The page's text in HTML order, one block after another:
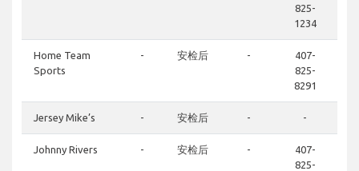
825-
1234
Home Team
Sports
- 安检后 -
407-
825-
8291
Jersey Mike’s - 安检后 - -
Johnny Rivers - 安检后 -
407-
825-